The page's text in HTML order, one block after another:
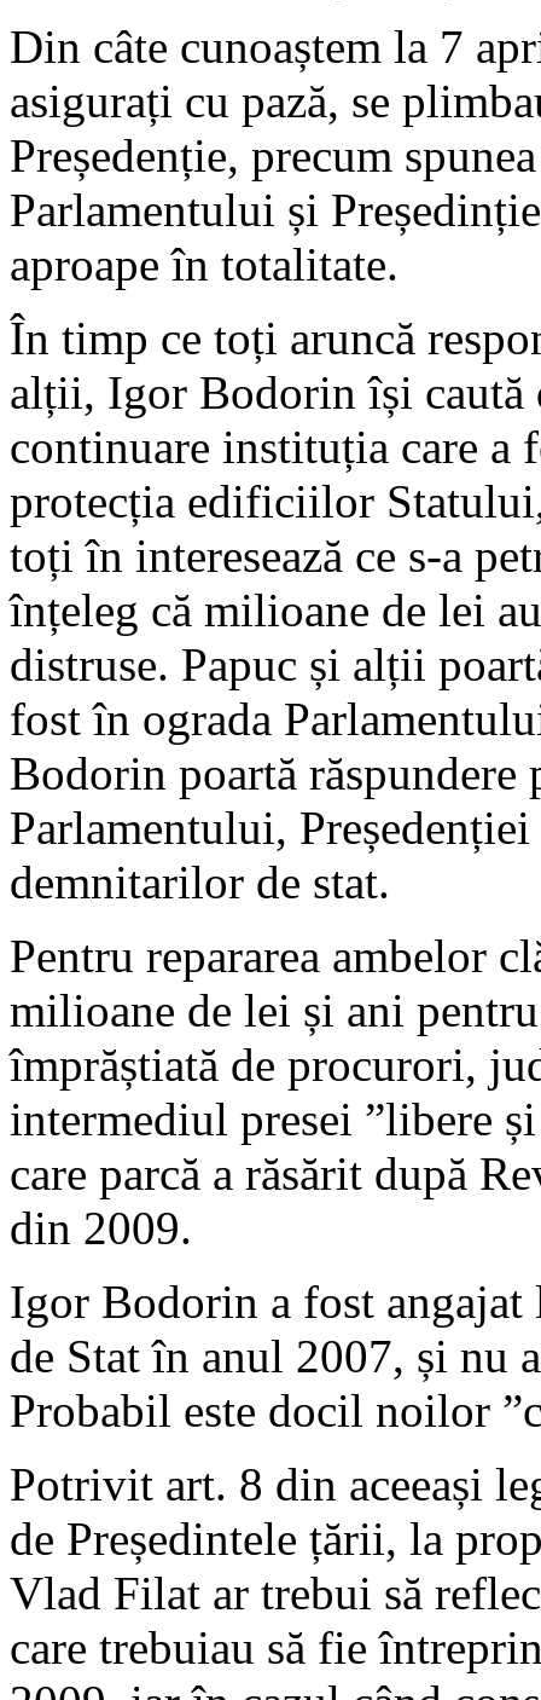
Din câte cunoaștem la 7
asigurați cu pază, se
Președenție, precum
Parlamentului și
aproape în totalitate.
În timp ce toți aruncă
alții, Igor Bodorin își caută
continuare instituția care a
protecția edificiilor
toți în interesează ce s-a
înțeleg că milioane de lei
distruse. Papuc și alții
fost în ograda
Bodorin poartă răspundere
Parlamentului,
demnitarilor de stat.
Pentru repararea ambelor
milioane de lei și ani
împrăștiată de procurori,
intermediul presei ”libere
care parcă a răsărit după
din 2009.
Igor Bodorin a fost angajat
de Stat în anul 2007, și nu
Probabil este docil noilor
Potrivit art. 8 din aceeași
de Președintele țării, la
Vlad Filat ar trebui să
care trebuiau să fie